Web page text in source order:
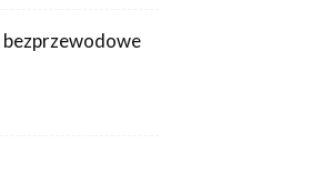
bezprzewodowe